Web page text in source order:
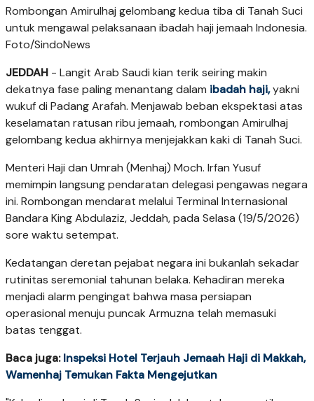
Rombongan Amirulhaj gelombang kedua tiba di Tanah Suci
untuk mengawal pelaksanaan ibadah haji jemaah Indonesia.
Foto/SindoNews
JEDDAH - Langit Arab Saudi kian terik seiring makin
dekatnya fase paling menantang dalam ibadah haji,yakni
wukuf di Padang Arafah. Menjawab beban ekspektasi atas
keselamatan ratusan ribu jemaah, rombongan Amirulhaj
gelombang kedua akhirnya menjejakkan kaki di Tanah Suci.
Menteri Haji dan Umrah (Menhaj) Moch. Irfan Yusuf
memimpin langsung pendaratan delegasi pengawas negara
ini. Rombongan mendarat melalui Terminal Internasional
Bandara King Abdulaziz, Jeddah, pada Selasa (19/5/2026)
sore waktu setempat.
Kedatangan deretan pejabat negara ini bukanlah sekadar
rutinitas seremonial tahunan belaka. Kehadiran mereka
menjadi alarm pengingat bahwa masa persiapan
operasional menuju puncak Armuzna telah memasuki
batas tenggat.
Baca juga:Inspeksi Hotel Terjauh Jemaah Haji di Makkah,
Wamenhaj Temukan Fakta Mengejutkan